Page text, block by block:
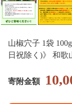
山椒穴子 1袋
日祝除く)》 和歌
寄附金額